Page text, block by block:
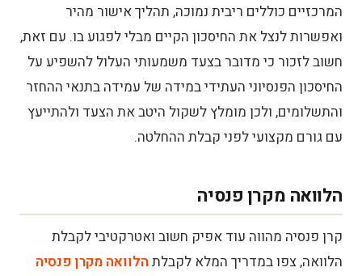
המרכזיים כוללים ריבית נמוכה, תהליך אישור מהיר
ואפשרות לנצל את החיסכון הקיים מבלי לפגוע בו. עם זאת,
חשוב לזכור כי מדובר בצעד משמעותי העלול להשפיע על
החיסכון הפנסיוני העתידי במידה של עמידה בתנאי ההחזר
והתשלומים, ולכן מומלץ לשקול היטב את הצעד ולהתייעץ
עם גורם מקצועי לפני קבלת ההחלטה.
הלוואה מקרן פנסיה
קרן פנסיה מהווה עוד אפיק חשוב ואטרקטיבי לקבלת
הלוואה, צפו במדריך המלא לקבלת הלוואה מקרן פנסיה